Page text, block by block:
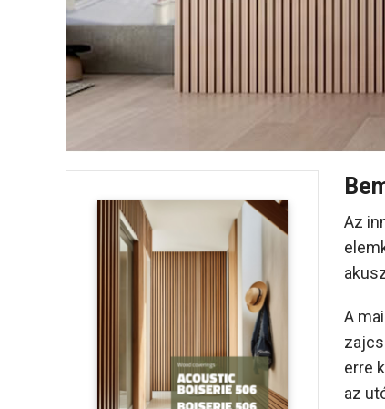
Az
A
erre
az